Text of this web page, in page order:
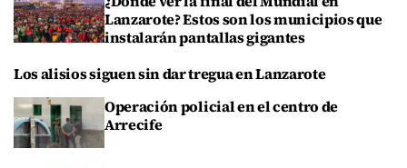
Lanzarote? Estos son los municipios que
instalarán pantallas gigantes
Los alisios siguen sin dar tregua en Lanzarote
Operación policial en el centro de
Arrecife